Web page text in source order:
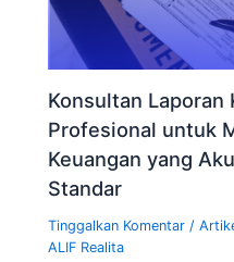
Konsultan Laporan
Profesional untuk
Keuangan yang
Standar
Tinggalkan Komentar /
ALIF Realita